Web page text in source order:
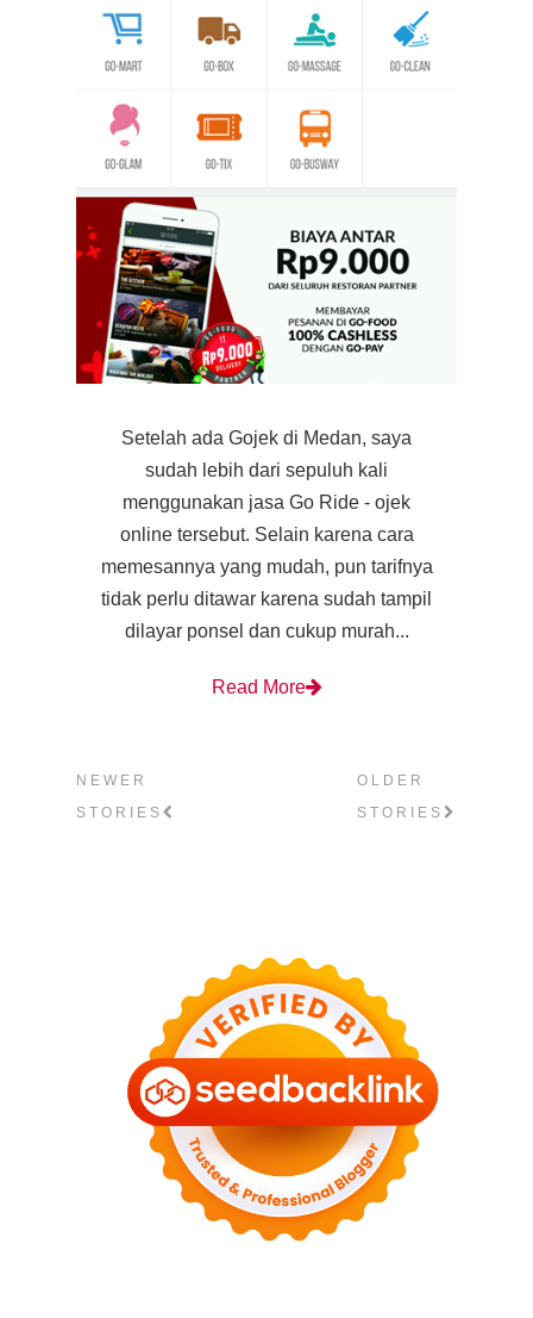
Setelah ada Gojek di Medan, saya
sudah lebih dari sepuluh kali
menggunakan jasa Go Ride - ojek
online tersebut. Selain karena cara
memesannya yang mudah, pun tarifnya
tidak perlu ditawar karena sudah tampil
dilayar ponsel dan cukup murah...
Read More
NEWER
STORIES
OLDER
STORIES